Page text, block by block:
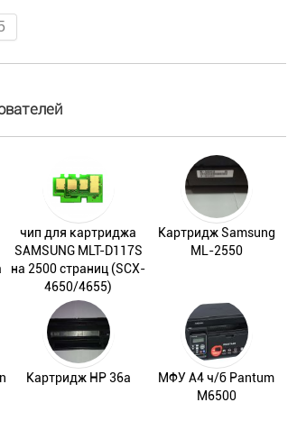
чип для картриджа
SAMSUNG MLT-D117S
на 2500 страниц (SCX-
4650/4655)
Картридж Samsung
ML-2550
Картридж HP 36a
МФУ A4 ч/б Pantum
M6500